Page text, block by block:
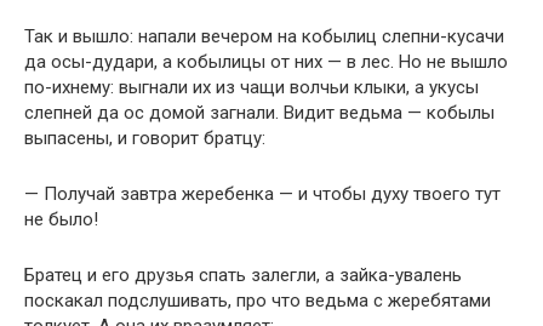
Так и вышло: напали вечером на кобылиц слепни-кусачи
да осы-дудари, а кобылицы от них — в лес. Но не вышло
по-ихнему: выгнали их из чащи волчьи клыки, а укусы
слепней да ос домой загнали. Видит ведьма — кобылы
выпасены, и говорит братцу:
— Получай завтра жеребенка — и чтобы духу твоего тут
не было!
Братец и его друзья спать залегли, а зайка-увалень
поскакал подслушивать, про что ведьма с жеребятами